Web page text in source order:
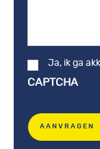
Consent
Ja, ik ga
CAPTCHA
AANVRAGEN